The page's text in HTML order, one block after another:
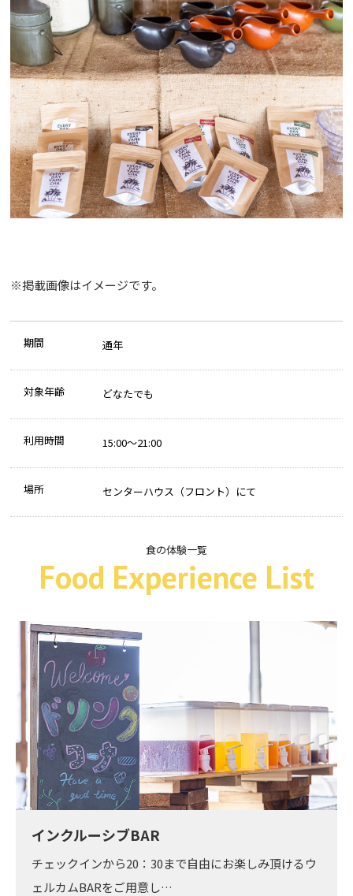
※掲載画像はイメージです。
期間 通年
対象年齢 どなたでも
利用時間 15:00～21:00
場所 センターハウス（フロント）にて
食の体験一覧
Food Experience List
インクルーシブBAR
チェックインから20：30まで自由にお楽しみ頂けるウ
ェルカムBARをご用意し…